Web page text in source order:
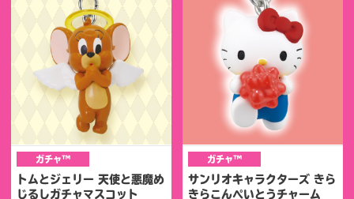
ガチャ™
トムとジェリー 天使と悪魔め
じるしガチャマスコット
ガチャ™
サンリオキャラクターズ きら
きらこんぺいとうチャーム